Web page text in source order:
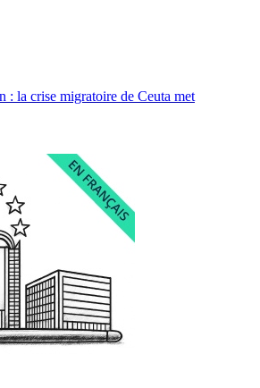
: la crise migratoire de Ceuta met